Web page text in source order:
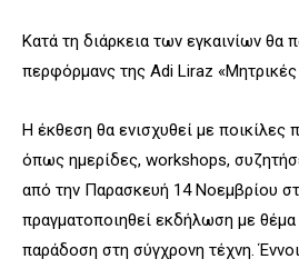
Κατά τη διάρκεια των εγκαινίων θα
περφόρμανς της Adi Liraz
Η έκθεση θα ενισχυθεί με ποικίλες
όπως ημερίδες, workshops,
από την Παρασκευή 14 Νοεμβρίου
πραγματοποιηθεί εκδήλωση με
παράδοση στη σύγχρονη τέχνη.